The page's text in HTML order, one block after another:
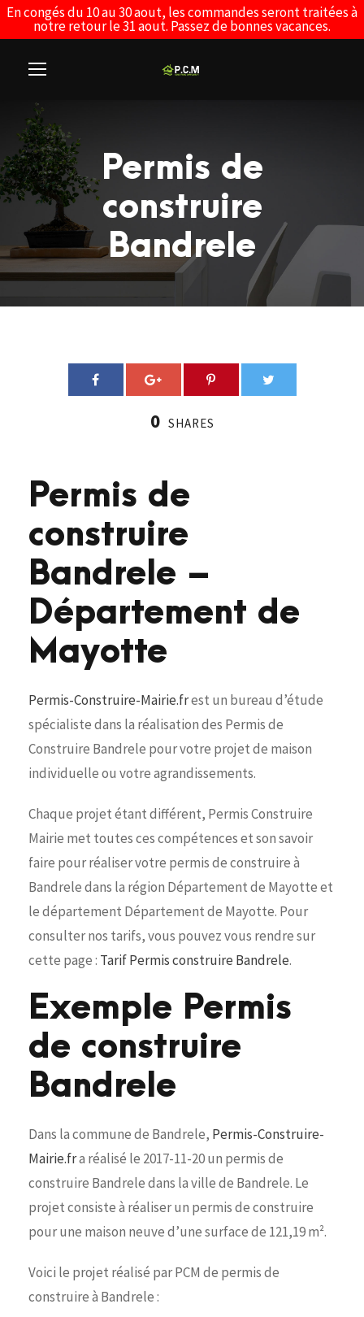
En congés du 10 au 30 aout, les commandes seront traitées à
notre retour le 31 aout. Passez de bonnes vacances.
Permis de
construire
Bandrele
0 SHARES
Permis de
construire
Bandrele –
Département de
Mayotte
Permis-Construire-Mairie.frest un bureau d’étude
spécialiste dans la réalisation des Permis de
Construire Bandrele pour votre projet de maison
individuelle ou votre agrandissements.
Chaque projet étant différent, Permis Construire
Mairie met toutes ces compétences et son savoir
faire pour réaliser votre permis de construire à
Bandrele dans la région Département de Mayotte et
le département Département de Mayotte. Pour
consulter nos tarifs, vous pouvez vous rendre sur
cette page : Tarif Permis construire Bandrele.
Exemple Permis
de construire
Bandrele
Dans la commune de Bandrele, Permis-Construire-
Mairie.fra réalisé le 2017-11-20 un permis de
construire Bandrele dans la ville de Bandrele. Le
projet consiste à réaliser un permis de construire
pour une maison neuve d’une surface de 121,19 m².
Voici le projet réalisé par PCM de permis de
construire à Bandrele :